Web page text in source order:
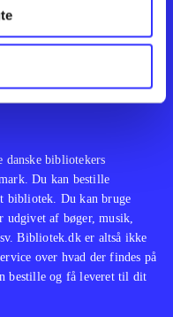
Feedback
bibliotekers
Du kan bestille
bibliotek. Du kan bruge
udgivet af bøger, musik,
Bibliotek.dk er altså ikke
over hvad der findes på
bestille og få leveret til dit